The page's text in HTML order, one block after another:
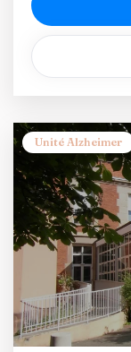
Unité Alzheimer